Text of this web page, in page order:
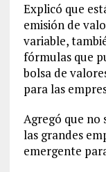
Explicó que
emisión de
variable,
fórmulas que
bolsa de
para las
Agregó que no
las grandes
emergente